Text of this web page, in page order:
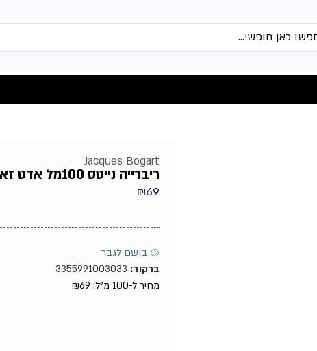
Jacques Bogart
ריברייה נייטס 100מל אדט זאק בוגארט – בושם לגבר
₪69
♂ בושם לגבר
ברקוד:
מחיר ל-100 מ"ל:
₪69